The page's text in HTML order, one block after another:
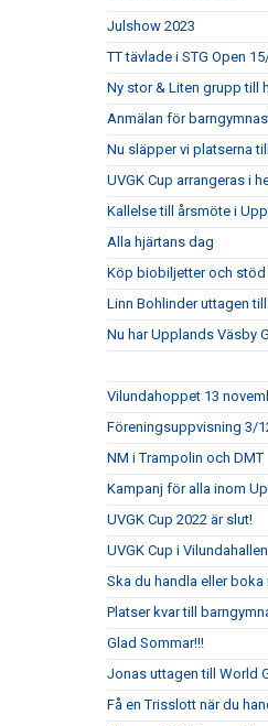
Julshow 2023
TT tävlade i STG Open
Ny stor & Liten grupp till
Anmälan för
Nu släpper vi platserna
UVGK Cup arrangeras i
Kallelse till årsmöte i
Alla hjärtans dag
Köp biobiljetter och stöd
Linn Bohlinder uttagen
Nu har Upplands Väsby
Vilundahoppet 13
Föreningsuppvisning 3/
NM i Trampolin och DMT
Kampanj för alla inom
UVGK Cup 2022 är slut!
UVGK Cup i
Ska du handla eller
Platser kvar till
Glad Sommar!!!
Jonas uttagen till World
Få en Trisslott när du